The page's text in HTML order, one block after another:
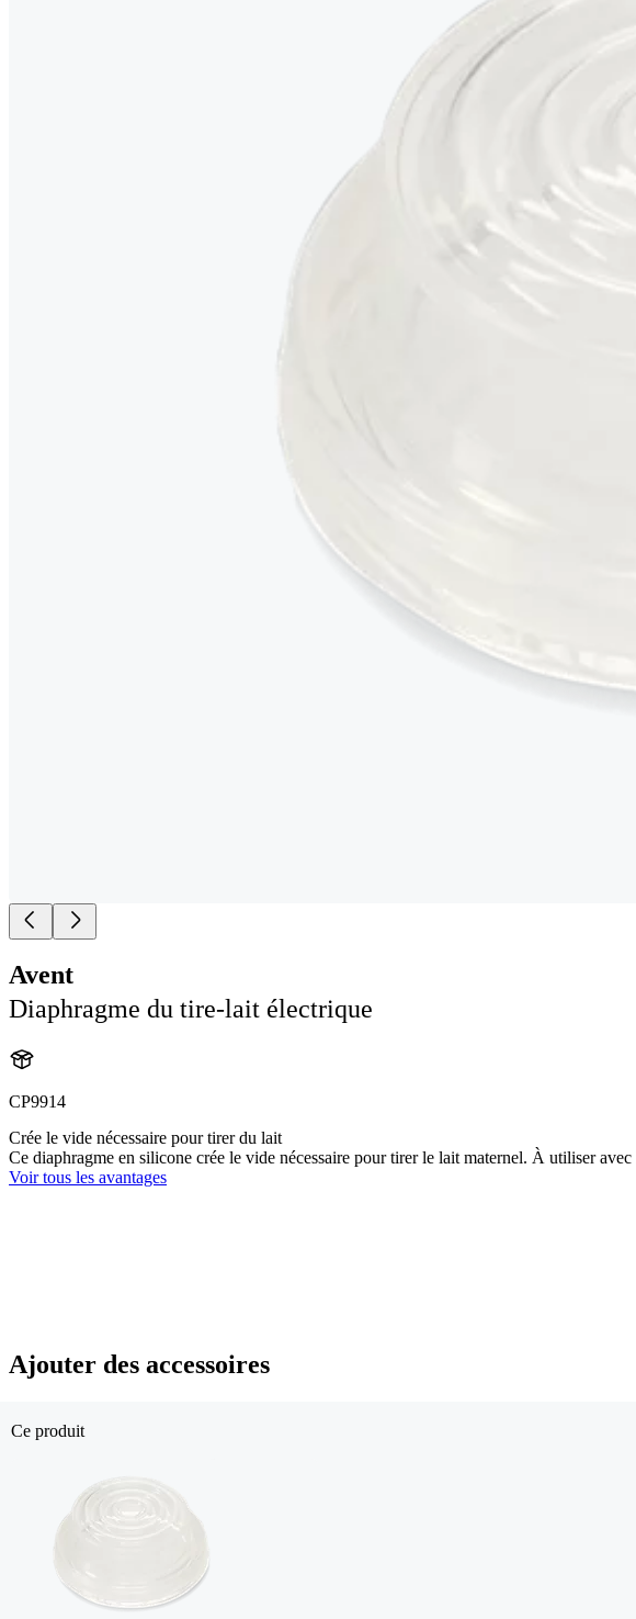
Avent
Diaphragme du tire-lait électrique
CP9914
Crée le vide nécessaire pour tirer du lait
Ce diaphragme en silicone crée le vide nécessaire pour tirer le lait maternel. À utiliser
Voir tous les avantages
Ajouter des accessoires
Ce produit